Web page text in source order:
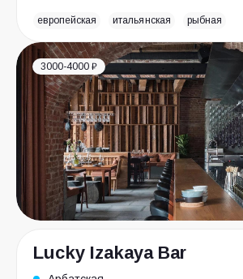
европейская итальянская рыбная
3000-4000 ₽
Lucky Izakaya Bar